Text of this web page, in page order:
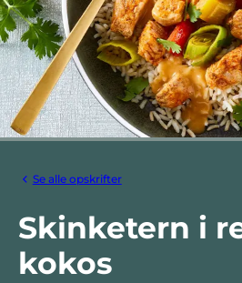
Se alle opskrifter
Skinketern i
kokos